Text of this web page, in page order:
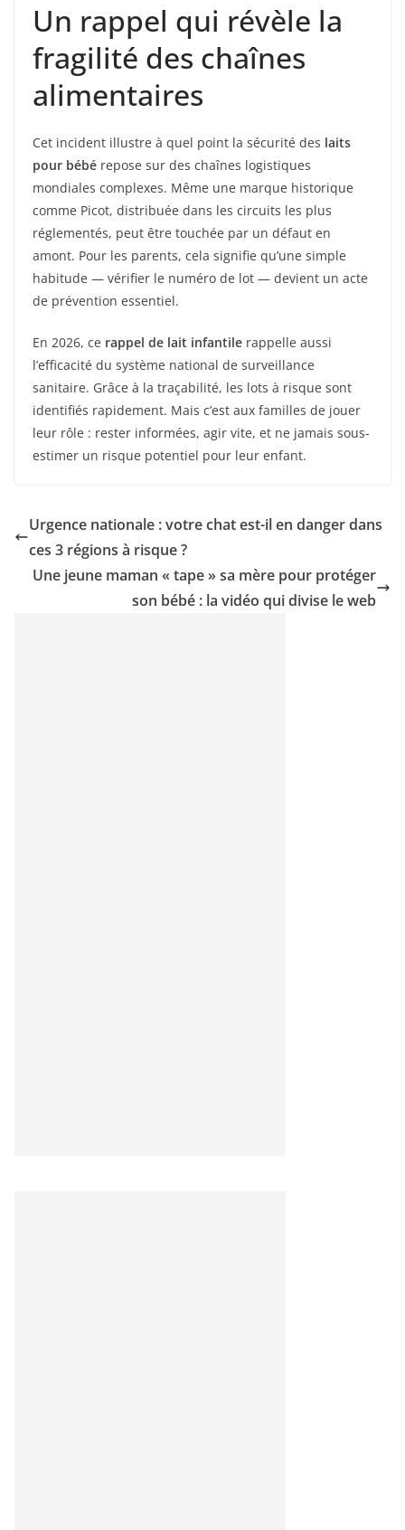
Un rappel qui révèle la
fragilité des chaînes
alimentaires
Cet incident illustre à quel point la sécurité des laits
pour bébé repose sur des chaînes logistiques
mondiales complexes. Même une marque historique
comme Picot, distribuée dans les circuits les plus
réglementés, peut être touchée par un défaut en
amont. Pour les parents, cela signifie qu’une simple
habitude — vérifier le numéro de lot — devient un acte
de prévention essentiel.
En 2026, ce rappel de lait infantile rappelle aussi
l’efficacité du système national de surveillance
sanitaire. Grâce à la traçabilité, les lots à risque sont
identifiés rapidement. Mais c’est aux familles de jouer
leur rôle : rester informées, agir vite, et ne jamais sous-
estimer un risque potentiel pour leur enfant.
Urgence nationale : votre chat est-il en danger dans
ces 3 régions à risque ?
Une jeune maman « tape » sa mère pour protéger
son bébé : la vidéo qui divise le web